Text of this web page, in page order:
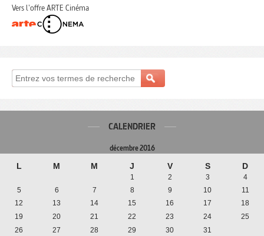
Vers l'offre ARTE Cinéma
CALENDRIER
décembre 2016
L M M J V S D
1 2 3
4
5
6 7 8 9 10
11
12
13 14 15 16 17
18
19
20 21 22 23 24
25
26
27 28 29 30 31